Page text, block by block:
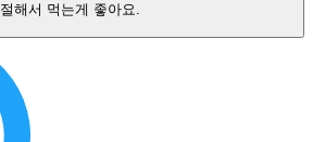
절해서 먹는게 좋아요.